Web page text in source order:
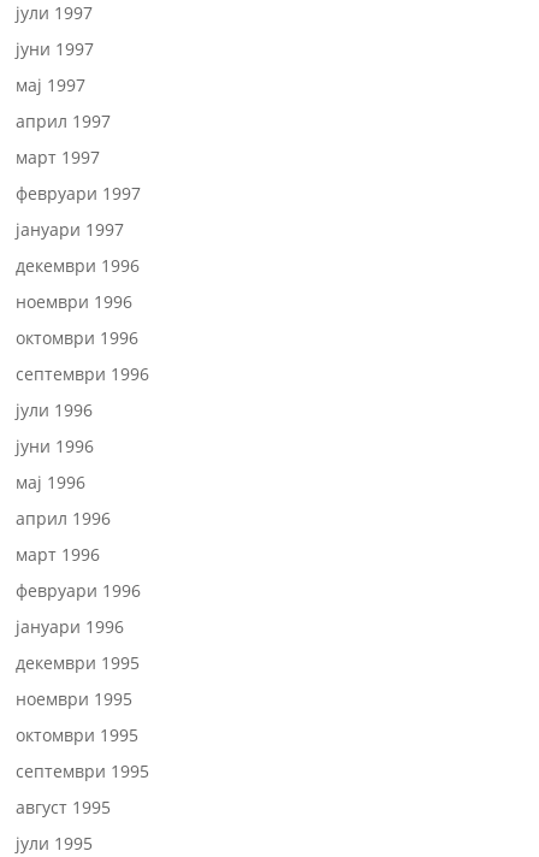
јули 1997
јуни 1997
мај 1997
април 1997
март 1997
февруари 1997
јануари 1997
декември 1996
ноември 1996
октомври 1996
септември 1996
јули 1996
јуни 1996
мај 1996
април 1996
март 1996
февруари 1996
јануари 1996
декември 1995
ноември 1995
октомври 1995
септември 1995
август 1995
јули 1995